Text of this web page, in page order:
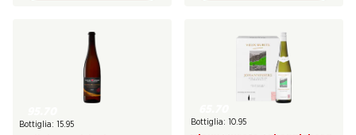
Bottiglia: 15.95 Bottiglia: 10.95